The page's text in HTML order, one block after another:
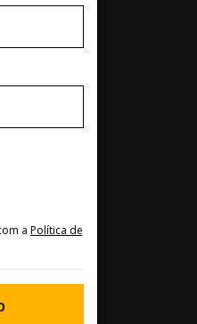
a Política de